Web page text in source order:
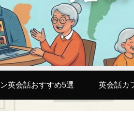
英会話おすすめ5選 英会話カ